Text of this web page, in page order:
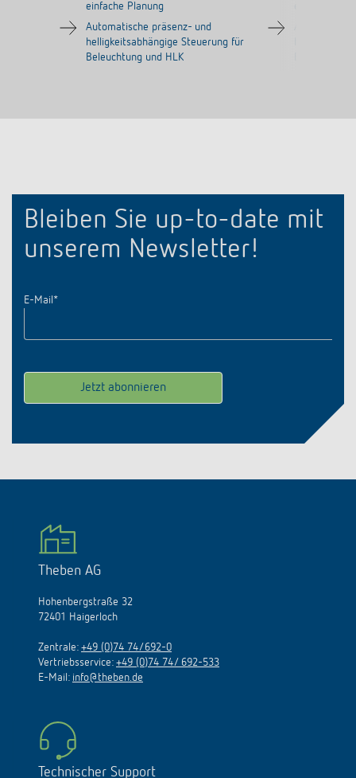
einfache Planung
Automatische präsenz- und
helligkeitsabhängige Steuerung für
Beleuchtung und HLK
Bleiben Sie up-to-date mit
unserem Newsletter!
E-Mail *
Theben AG
Hohenbergstraße 32
72401 Haigerloch
Zentrale: +49 (0)74 74/692-0
Vertriebsservice: +49 (0)74 74/ 692-533
E-Mail: info@theben.de
Technischer Support